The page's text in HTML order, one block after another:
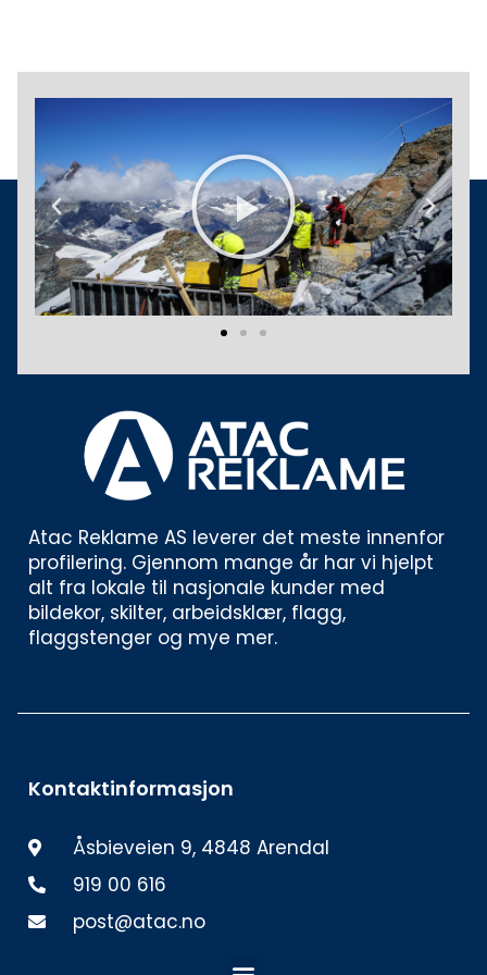
Play
Previous Next
Atac Reklame AS leverer det meste innenfor
profilering. Gjennom mange år har vi hjelpt
alt fra lokale til nasjonale kunder med
bildekor, skilter, arbeidsklær, flagg,
flaggstenger og mye mer.
Kontaktinformasjon
Åsbieveien 9, 4848 Arendal
919 00 616
post@atac.no
Meny